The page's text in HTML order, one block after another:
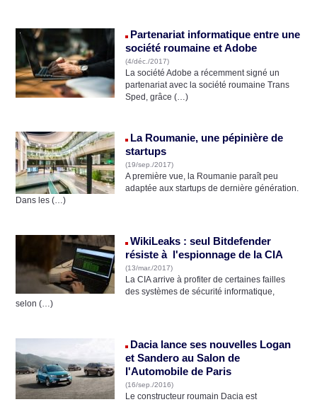
Partenariat informatique entre une
société roumaine et Adobe
(4/déc./2017)
La société Adobe a récemment signé un
partenariat avec la société roumaine Trans
Sped, grâce (…)
La Roumanie, une pépinière de
startups
(19/sep./2017)
A première vue, la Roumanie paraît peu
adaptée aux startups de dernière génération.
Dans les (…)
WikiLeaks : seul Bitdefender
résiste à l'espionnage de la CIA
(13/mar./2017)
La CIA arrive à profiter de certaines failles
des systèmes de sécurité informatique,
selon (…)
Dacia lance ses nouvelles Logan
et Sandero au Salon de
l'Automobile de Paris
(16/sep./2016)
Le constructeur roumain Dacia est